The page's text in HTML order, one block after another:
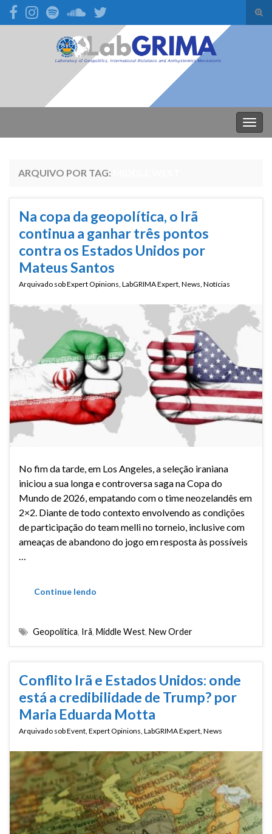
Search for:
ARQUIVO POR TAG:
Na copa da geopolítica, o Irã
continua a ganhar três pontos
contra os Estados Unidos por
Mateus Santos
Arquivado sobExpert Opinions, LabGRIMA Expert, News, Notícias
No fim da tarde, em Los Angeles, a seleção iraniana
iniciou a sua longa e controversa saga na Copa do
Mundo de 2026, empatando com o time neozelandês em
2×2. Diante de todo contexto envolvendo as condições
de participação do team melli no torneio, inclusive com
ameaças de abandono do jogo em resposta às possíveis
…
Continue lendo
Geopolítica, Irã, Middle West, New Order
Conflito Irã e Estados Unidos: onde
está a credibilidade de Trump? por
Maria Eduarda Motta
Arquivado sobEvent, Expert Opinions, LabGRIMA Expert, News